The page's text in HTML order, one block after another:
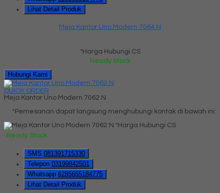
Lihat Detail Produk
Meja Kantor Uno Modern 7064 N
*Harga Hubungi CS
Ready Stock
Hubungi Kami
QUICK ORDER
Meja Kantor Uno Modern 7062 N
*Pemesanan dapat langsung menghubungi kontak di bawah ini:
*Harga Hubungi CS
Ready Stock
SMS 081391715330
Telepon 03199842501
Whatsapp 6285655184775
Lihat Detail Produk